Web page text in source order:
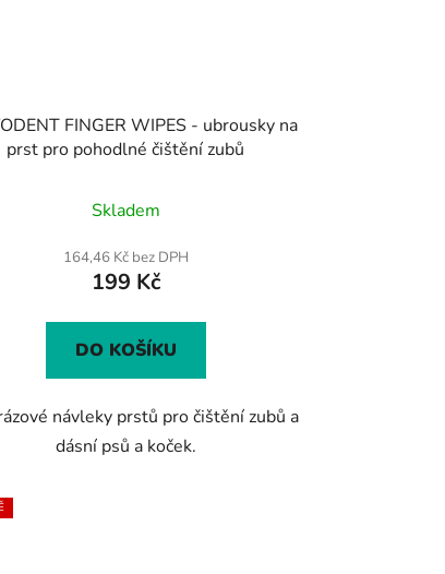
FINGER WIPES - ubrousky na
prst pro pohodlné čištění zubů
hodnocení
produktu
je
z
Skladem
164,46 Kč bez DPH
199 Kč
DO KOŠÍKU
návleky prstů pro čištění zubů a
dásní psů a koček.